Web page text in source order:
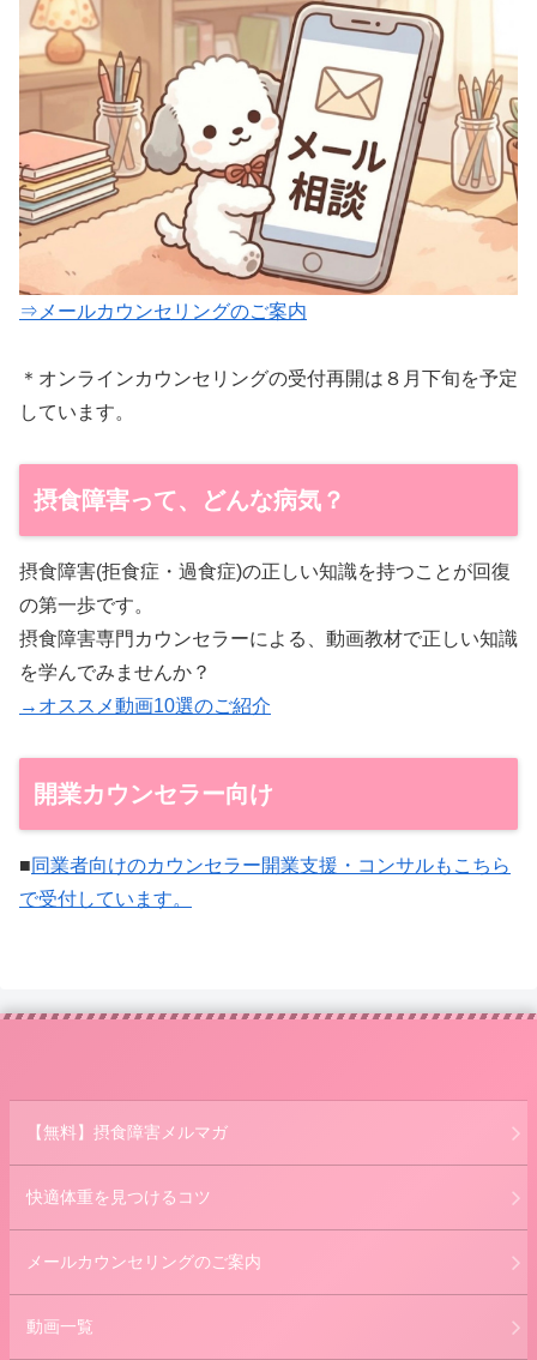
⇒メールカウンセリングのご案内
＊オンラインカウンセリングの受付再開は８月下旬を予定
しています。
摂食障害って、どんな病気？
摂食障害(拒食症・過食症)の正しい知識を持つことが回復
の第一歩です。
摂食障害専門カウンセラーによる、動画教材で正しい知識
を学んでみませんか？
→オススメ動画10選のご紹介
開業カウンセラー向け
■同業者向けのカウンセラー開業支援・コンサルもこちら
で受付しています。
【無料】摂食障害メルマガ
快適体重を見つけるコツ
メールカウンセリングのご案内
動画一覧